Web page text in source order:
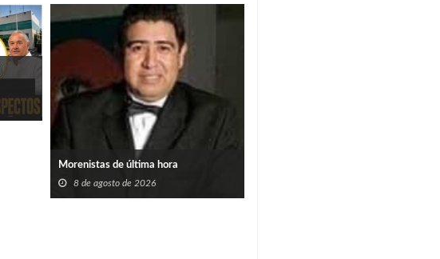
Morenistas de última hora
8 de agosto de 2026